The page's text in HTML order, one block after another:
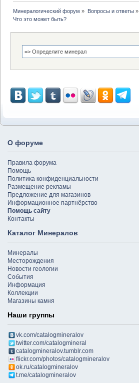
Минералогический форум » Вопросы и ответы»
Что это может быть?
О форуме
Правила форума
Помощь
Политика конфиденциальности
Размещение рекламы
Предложение для магазинов
Информационное партнёрство
Помощь сайту
Контакты
Каталог Минералов
Минералы
Месторождения
Новости геологии
События
Информация
Коллекции
Магазины камня
Наши группы
vk.com/catalogmineralov
twitter.com/catalogmineral
catalogmineralov.tumblr.com
flickr.com/photos/catalogmineralov
ok.ru/catalogmineralov
t.me/catalogmineralov